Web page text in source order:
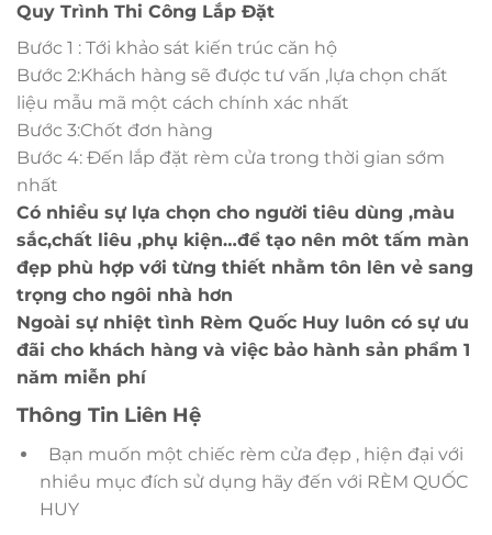
Quy Trình Thi Công Lắp Đặt
Bước 1 : Tới khảo sát kiến trúc căn hộ
Bước 2:Khách hàng sẽ được tư vấn ,lựa chọn chất
liệu mẫu mã một cách chính xác nhất
Bước 3:Chốt đơn hàng
Bước 4: Đến lắp đặt rèm cửa trong thời gian sớm
nhất
Có nhiều sự lựa chọn cho người tiêu dùng ,màu
sắc,chất liêu ,phụ kiện…để tạo nên môt tấm màn
đẹp phù hợp với từng thiết nhằm tôn lên vẻ sang
trọng cho ngôi nhà hơn
Ngoài sự nhiệt tình Rèm Quốc Huy luôn có sự ưu
đãi cho khách hàng và việc bảo hành sản phẩm 1
năm miễn phí
Thông Tin Liên Hệ
Bạn muốn một chiếc rèm cửa đẹp , hiện đại với
nhiều mục đích sử dụng hãy đến với RÈM QUỐC
HUY